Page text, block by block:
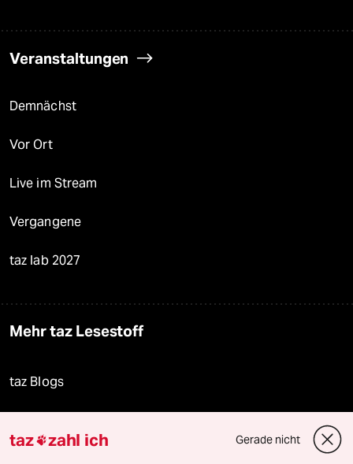
Veranstaltungen
Demnächst
Vor Ort
Live im Stream
Vergangene
taz lab 2027
Mehr taz Lesestoff
taz Blogs
taz zahl ich Gerade nicht